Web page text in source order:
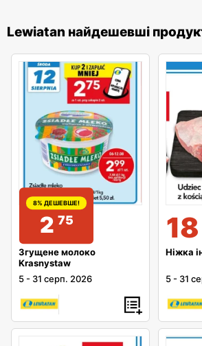
Lewiatan найдешевші
8% ДЕШЕВШЕ!
2 75
Згущене молоко
Krasnystaw
5 - 31 серп. 2026
18
Ніжка
5 - 31